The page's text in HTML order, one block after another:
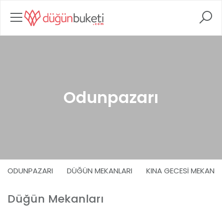
Odunpazarı
ODUNPAZARI DÜĞÜN MEKANLARI KINA GECESI
Düğün Mekanları